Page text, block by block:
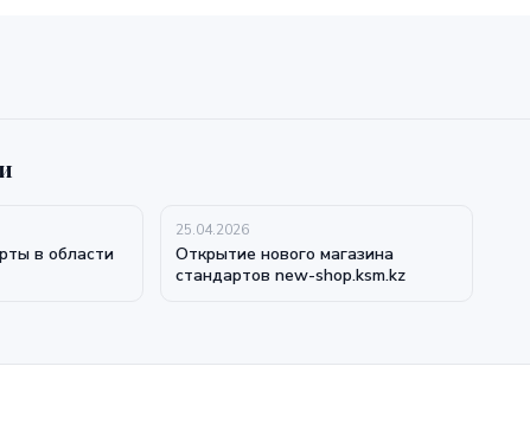
в области
25.04.2026
Открытие нового магазина
стандартов new-shop.ksm.kz